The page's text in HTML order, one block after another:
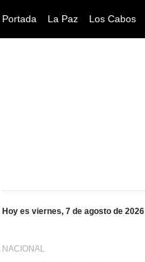
Portada La Paz Los Cabos
Hoy es viernes, 7 de agosto de 2026
NACIONAL